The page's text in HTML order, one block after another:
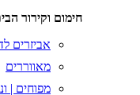
חימום וקירור הבית
אביזרים לדוד
מאווררים
מפוחים | ונטות